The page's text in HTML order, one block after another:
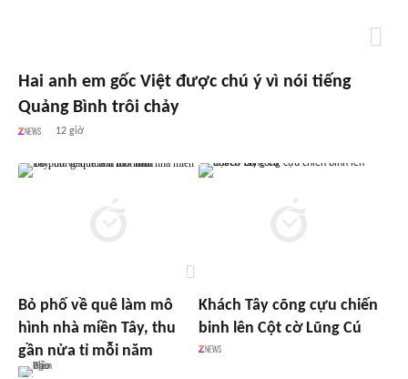
Hai anh em gốc Việt được chú ý vì nói tiếng
Quảng Bình trôi chảy
12 giờ
Bỏ phố về quê làm mô
hình nhà miền Tây, thu
gần nửa tỉ mỗi năm
Khách Tây cõng cựu chiến
binh lên Cột cờ Lũng Cú